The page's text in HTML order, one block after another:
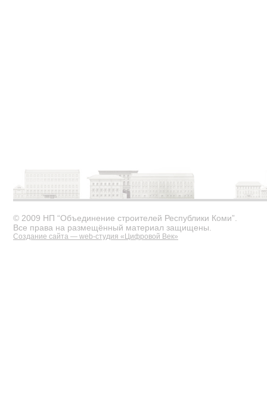
© 2009 НП “Объединение строителей Республики Коми”.
Все права на размещённый материал защищены.
Создание сайта — web-студия «Цифровой Век»